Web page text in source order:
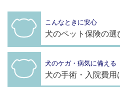
こんなときに安心
犬のペット保険の選
犬のケガ・病気に備える
犬の手術・入院費用